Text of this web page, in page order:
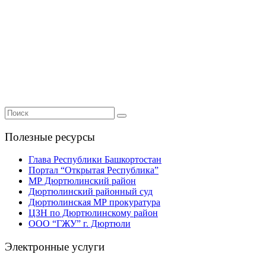
Полезные ресурсы
Глава Республики Башкортостан
Портал “Открытая Республика”
МР Дюртюлинский район
Дюртюлинский районный суд
Дюртюлинская МР прокуратура
ЦЗН по Дюртюлинскому район
ООО “ГЖУ” г. Дюртюли
Электронные услуги